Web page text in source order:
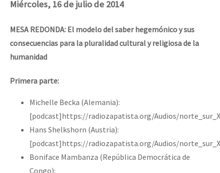
Miércoles, 16 de julio de 2014
MESA REDONDA: El modelo del saber hegemónico y sus
consecuencias para la pluralidad cultural y religiosa de la
humanidad
Primera parte:
Michelle Becka (Alemania):
[podcast]https://radiozapatista.org/Audios/
Hans Shelkshorn (Austria):
[podcast]https://radiozapatista.org/Audios/
Boniface Mambanza (República Democrática de
Congo):